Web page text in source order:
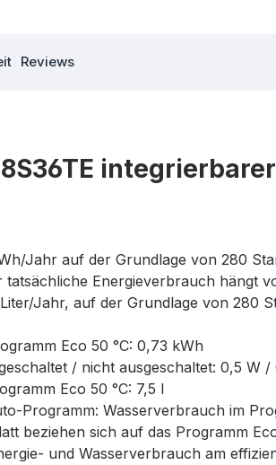
Reviews
Jahr auf der Grundlage von 280
tatsächliche Energieverbrauch hängt
Jahr, auf der Grundlage von 280
Eco 50 °C: 0,73 kWh
/ nicht ausgeschaltet: 0,5 W /
Eco 50 °C: 7,5 l
Programm: Wasserverbrauch im
beziehen sich auf das Programm
und Wasserverbrauch am